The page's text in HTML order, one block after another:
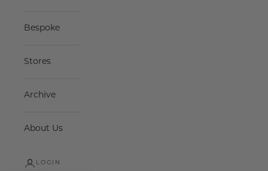
Bespoke
Stores
Archive
About Us
LOGIN